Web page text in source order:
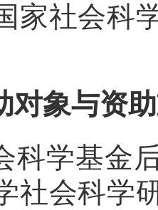
家社会科
对象与资
科学基金
社会科学